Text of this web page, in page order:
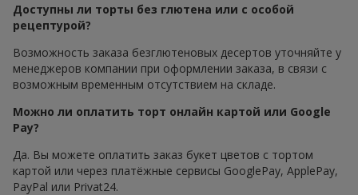
Доступны ли торты без глютена или с особой
рецептурой?
Возможность заказа безглютеновых десертов уточняйте у
менеджеров компании при оформлении заказа, в связи с
возможным временным отсутствием на складе.
Можно ли оплатить торт онлайн картой или Google
Pay?
Да. Вы можете оплатить заказ букет цветов с тортом
картой или через платёжные сервисы GooglePay, ApplePay,
PayPal или Privat24.